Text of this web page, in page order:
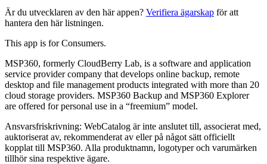
Är du utvecklaren av den här appen? Verifiera ägarskap för att
hantera den här listningen.
This app is for Consumers.
MSP360, formerly CloudBerry Lab, is a software and application
service provider company that develops online backup, remote
desktop and file management products integrated with more than 20
cloud storage providers. MSP360 Backup and MSP360 Explorer
are offered for personal use in a “freemium” model.
Ansvarsfriskrivning: WebCatalog är inte anslutet till, associerat med,
auktoriserat av, rekommenderat av eller på något sätt officiellt
kopplat till MSP360. Alla produktnamn, logotyper och varumärken
tillhör sina respektive ägare.